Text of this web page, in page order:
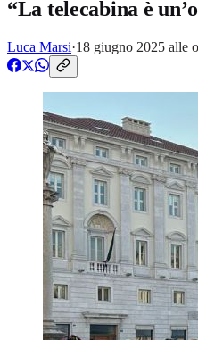
“La telecabina è
Luca Marsi·18 giugno 2025 alle